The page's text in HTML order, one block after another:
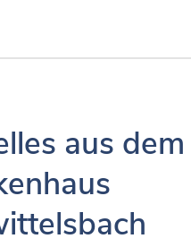
aus dem